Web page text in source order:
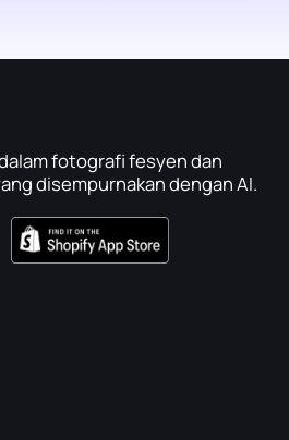
fotografi fesyen dan
disempurnakan dengan AI.